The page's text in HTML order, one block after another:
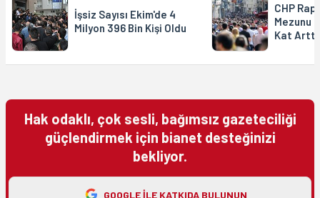
İşsiz Sayısı Ekim'de 4
Milyon 396 Bin Kişi Oldu
CHP
Mezunu
Kat Arttı
Hak odaklı, çok sesli, bağımsız gazeteciliği
güçlendirmek için bianet desteğinizi
bekliyor.
GOOGLE ILE KATKIDA BULUNUN